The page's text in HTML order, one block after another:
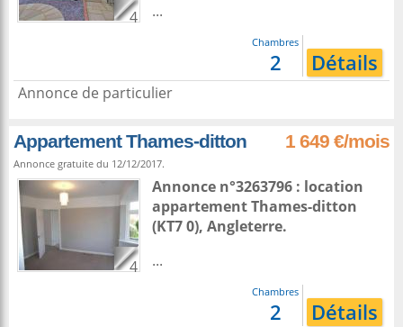
4
...
Chambres
2 Détails
Annonce de particulier
Appartement Thames-ditton 1 649 €/mois
Annonce gratuite du 12/12/2017.
4
Annonce n°3263796 : location
appartementThames-ditton
(KT7 0), Angleterre.
...
Chambres
2 Détails